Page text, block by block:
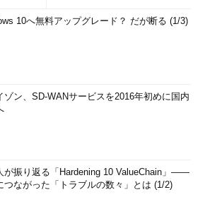
10へ無料アップグレード？ だが断る (1/3)
ゾン、SD-WANサービスを2016年初めに国内
が振り返る「Hardening 10 ValueChain」――
つながった「トラブルの数々」とは (1/2)